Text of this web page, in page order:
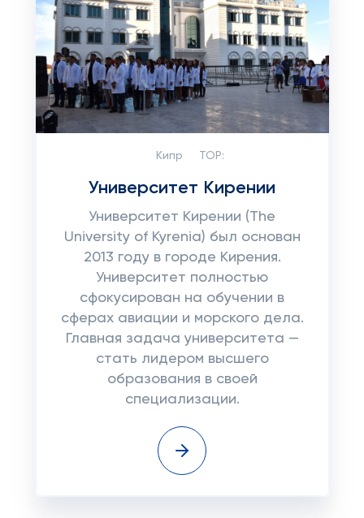
Кипр TOP:
Университет Кирении
Университет Кирении (The
University of Kyrenia) был основан
2013 году в городе Кирения.
Университет полностью
сфокусирован на обучении в
сферах авиации и морского дела.
Главная задача университета —
стать лидером высшего
образования в своей
специализации.